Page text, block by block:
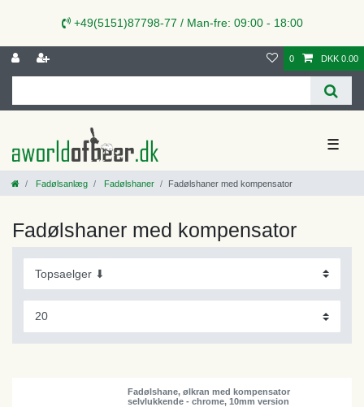
+49(5151)87798-77 / Man-fre: 09:00 - 18:00
0 DKK 0.00
☰
Fadølsanlæg Fadølshaner Fadølshaner med kompensator
Fadølshaner med kompensator
Fadølshane, ølkran med kompensator
selvlukkende - chrome, 10mm version